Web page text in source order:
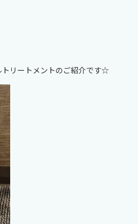
リートメントのご紹介です☆